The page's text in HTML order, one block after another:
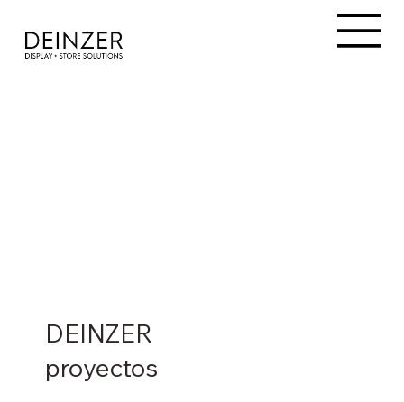
DEINZER
proyectos